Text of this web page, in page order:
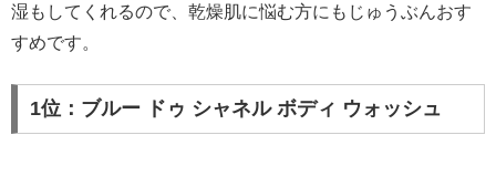
湿もしてくれるので、乾燥肌に悩む方にもじゅうぶんおす
すめです。
1位：ブルー ドゥ シャネル ボディ ウォッシュ